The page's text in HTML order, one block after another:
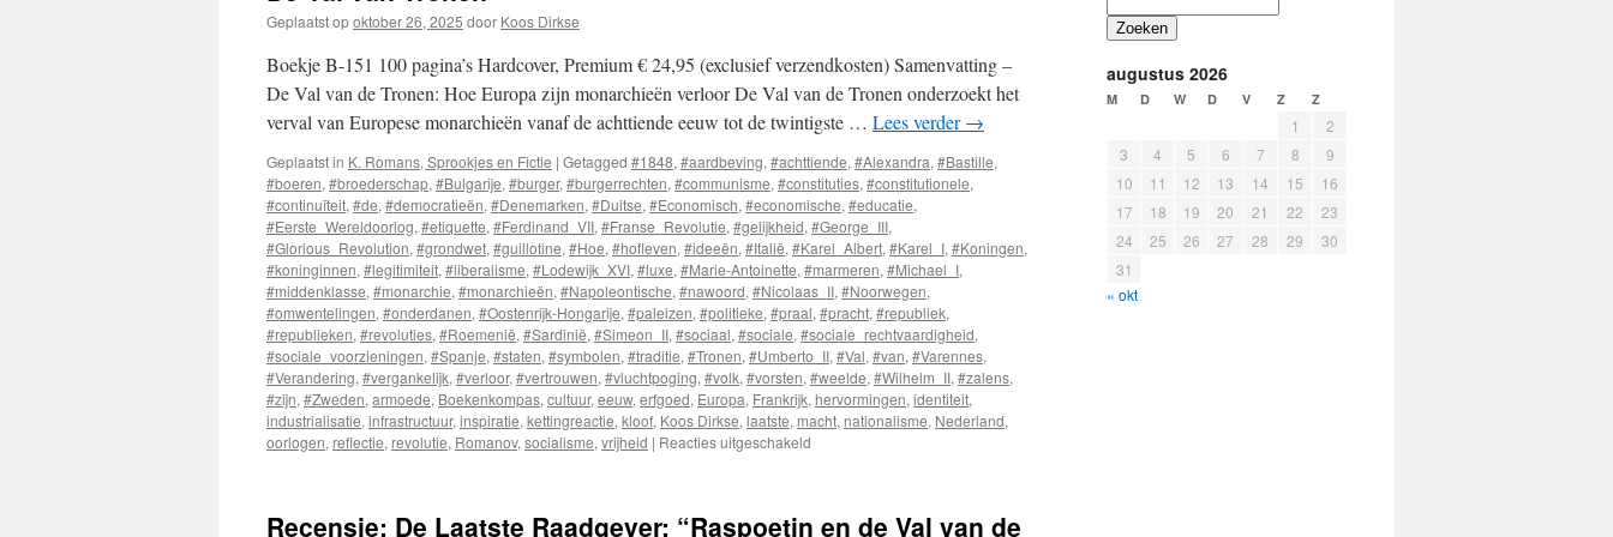
Geplaatst opoktober 26, 2025 door Koos Dirkse
Boekje B-151 100 pagina’s Hardcover, Premium € 24,95 (exclusief verzendkosten) Samenvatting –
De Val van de Tronen: Hoe Europa zijn monarchieën verloor De Val van de Tronen onderzoekt het
verval van Europese monarchieën vanaf de achttiende eeuw tot de twintigste … Lees verder→
Geplaatst in K. Romans, Sprookjes en Fictie | Getagged #1848, #aardbeving, #achttiende, #Alexandra, #Bastille,
#boeren, #broederschap, #Bulgarije, #burger, #burgerrechten, #communisme, #constituties, #constitutionele,
#continuïteit, #de, #democratieën, #Denemarken, #Duitse, #Economisch, #economische, #educatie,
#Eerste_Wereldoorlog, #etiquette, #Ferdinand_VII, #Franse_Revolutie, #gelijkheid, #George_III,
#Glorious_Revolution, #grondwet, #guillotine, #Hoe, #hofleven, #ideeën, #Italië, #Karel_Albert, #Karel_I, #Koningen,
#koninginnen, #legitimiteit, #liberalisme, #Lodewijk_XVI, #luxe, #Marie-Antoinette, #marmeren, #Michael_I,
#middenklasse, #monarchie, #monarchieën, #Napoleontische, #nawoord, #Nicolaas_II, #Noorwegen,
#omwentelingen, #onderdanen, #Oostenrijk-Hongarije, #paleizen, #politieke, #praal, #pracht, #republiek,
#republieken, #revoluties, #Roemenië, #Sardinië, #Simeon_II, #sociaal, #sociale, #sociale_rechtvaardigheid,
#sociale_voorzieningen, #Spanje, #staten, #symbolen, #traditie, #Tronen, #Umberto_II, #Val, #van, #Varennes,
#Verandering, #vergankelijk, #verloor, #vertrouwen, #vluchtpoging, #volk, #vorsten, #weelde, #Wilhelm_II, #zalens,
#zijn, #Zweden, armoede, Boekenkompas, cultuur, eeuw, erfgoed, Europa, Frankrijk, hervormingen, identiteit,
industrialisatie, infrastructuur, inspiratie, kettingreactie, kloof, Koos Dirkse, laatste, macht, nationalisme, Nederland,
oorlogen, reflectie, revolutie, Romanov, socialisme, vrijheid | Reacties uitgeschakeld
Tronen
Recensie: De Laatste Raadgever: “Raspoetin en de Val van de
Zoeken
augustus 2026
M D W D V Z Z
1
2
3
4 5 6 7 8
9
10
11 12 13 14 15
16
17
18 19 20 21 22
23
24
25 26 27 28 29
30
31
« okt